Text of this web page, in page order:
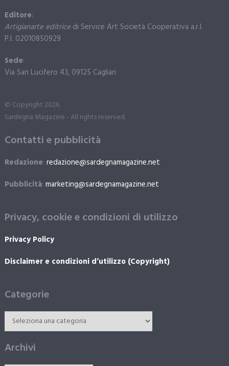
Editore:
Artigianarte editricedi Service Art Società Cooperativa a.r.l.
P.I. 02010850929
Sede:
Via San Lucifero 43, 09125 Cagliari
© Copyright 2026.
Sardegna Magazine - All rights reserved.
Contatti e pubblicità
Redazione: redazione@sardegnamagazine.net
Pubblicità: marketing@sardegnamagazine.net
Privacy, cookie e condizioni di utilizzo
Privacy Policy
Disclaimer e condizioni d’utilizzo (Copyright)
Categorie
Archivi